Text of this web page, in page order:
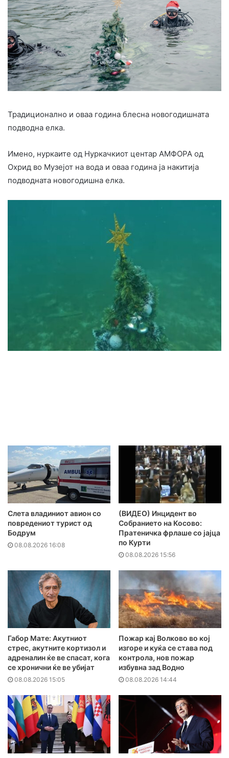
Традиционално и оваа година блесна новогодишната
подводна елка.
Имено, нуркаите од Нуркачкиот центар АМФОРА од
Охрид во Музејот на вода и оваа година ја накитија
подводната новогодишна елка.
Слета владиниот авион со
повредениот турист од
Бодрум
08.08.2026 16:08
(ВИДЕО) Инцидент во
Собранието на Косово:
Пратеничка фрлаше со јајца
по Курти
08.08.2026 15:56
Габор Мате: Акутниот
стрес, акутните кортизол и
адреналин ќе ве спасат, кога
се хронични ќе ве убијат
08.08.2026 15:05
Пожар кај Волково во кој
изгоре и куќа се става под
контрола, нов пожар
избувна зад Водно
08.08.2026 14:44